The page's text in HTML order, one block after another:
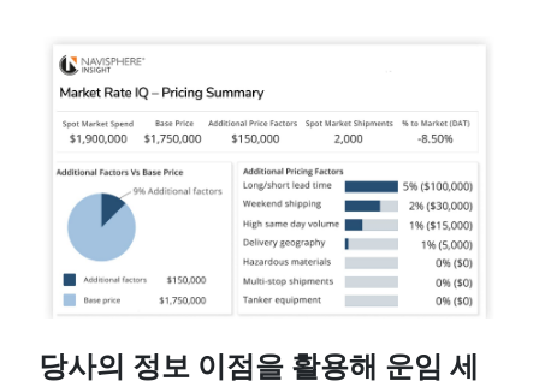
당사의 정보 이점을 활용해 운임 세